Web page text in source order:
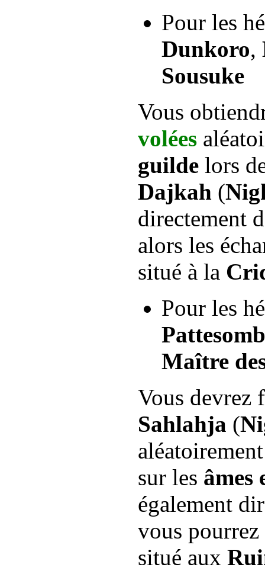
Pour les
Dunkoro,
Sousuke
Vous
volées
guilde lors
Dajkah (
directement
alors les
situé à la
Pour les
Maître
Vous devrez
Sahlahja (
sur les âmes
également
vous
situé aux